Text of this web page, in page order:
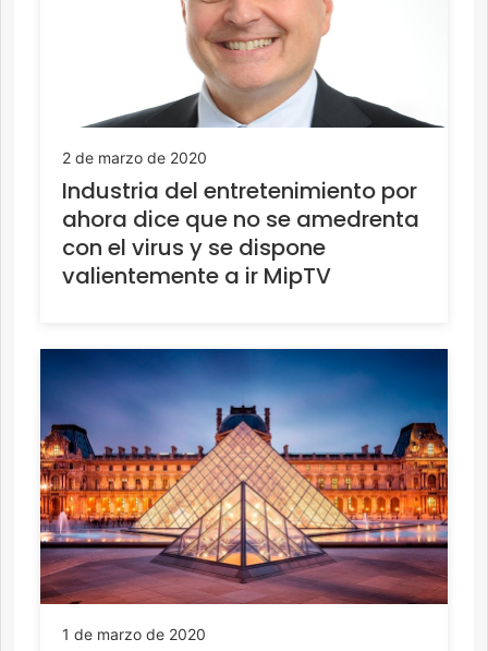
2 de marzo de 2020
Industria del entretenimiento por
ahora dice que no se amedrenta
con el virus y se dispone
valientemente a ir MipTV
1 de marzo de 2020